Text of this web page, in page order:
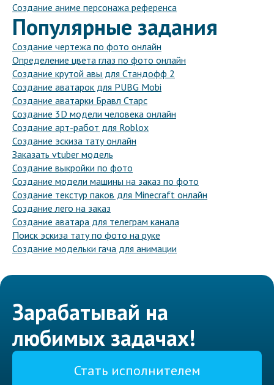
Создание аниме персонажа референса
Популярные задания
Создание чертежа по фото онлайн
Определение цвета глаз по фото онлайн
Создание крутой авы для Стандофф 2
Создание аватарок для PUBG Mobi
Создание аватарки Бравл Старс
Создание 3D модели человека онлайн
Создание арт-работ для Roblox
Создание эскиза тату онлайн
Заказать vtuber модель
Создание выкройки по фото
Создание модели машины на заказ по фото
Создание текстур паков для Minecraft онлайн
Создание лего на заказ
Создание аватара для телеграм канала
Поиск эскиза тату по фото на руке
Создание модельки гача для анимации
Зарабатывай на
любимых задачах!
Стать исполнителем